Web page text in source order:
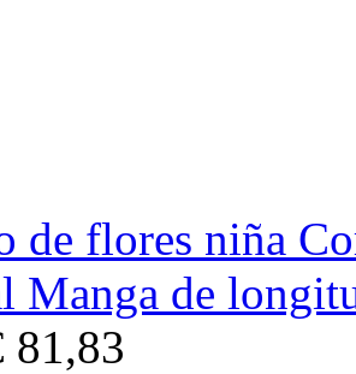
de flores niña
Manga de
81,83